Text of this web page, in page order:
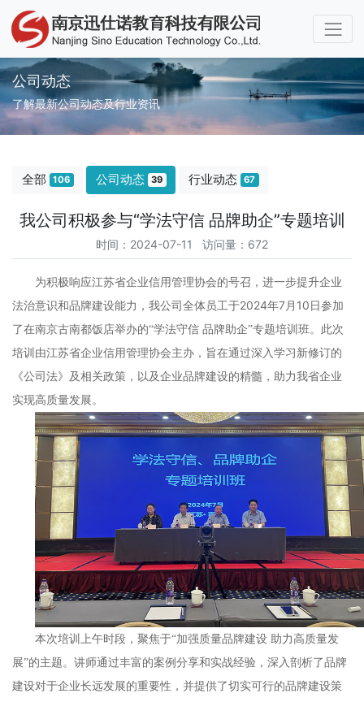
公司动态
了解最新公司动态及行业资讯
全部 106 公司动态 39 行业动态 67
我公司积极参与“学法守信 品牌助企”专题培训
时间：2024-07-11 访问量：672
为积极响应江苏省企业信用管理协会的号召，进一步提升企业
法治意识和品牌建设能力，我公司全体员工于2024年7 月 10 日参加
了在南京古南都饭店举办的“学法守信 品牌助企”专题培训班。此次
培训由江苏省企业信用管理协会主办，旨在通过深入学习新修订的
《公司法》及相关政策，以及企业品牌建设的精髓，助力我省企业
实现高质量发展。
本次培训上午时段，聚焦于“加强质量品牌建设 助力高质量发
展”的主题。讲师通过丰富的案例分享和实战经验，深入剖析了品牌
建设对于企业长远发展的重要性，并提供了切实可行的品牌建设策